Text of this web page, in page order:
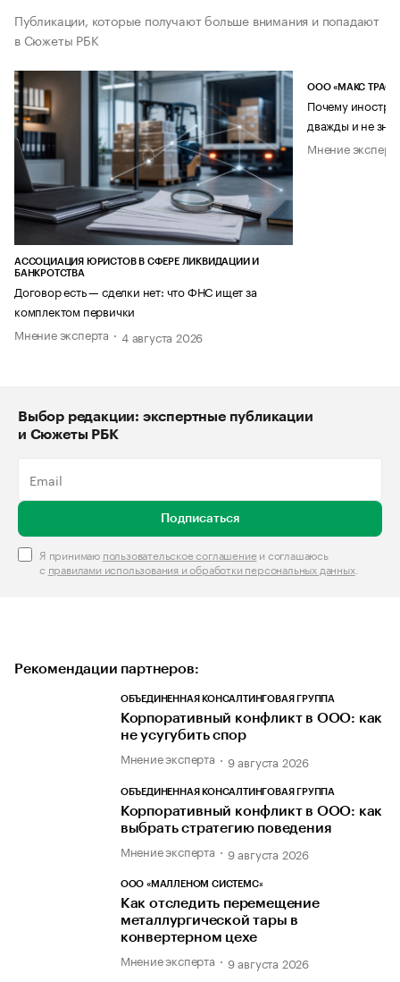
Публикации, которые получают больше внимания и попадают
в Сюжеты РБК
АССОЦИАЦИЯ ЮРИСТОВ В СФЕРЕ ЛИКВИДАЦИИ И
БАНКРОТСТВА
Договор есть — сделки нет: что ФНС ищет за
комплектом первички
Мнение эксперта
4 августа 2026
ООО «МАКС ТРАСТ»
Почему
дважды и не
Мнение
Выбор редакции: экспертные публикации
и Сюжеты РБК
Подписаться
Я принимаю пользовательское соглашениеи соглашаюсь
с правилами использования и обработки персональных данных.
Рекомендации партнеров:
ОБЪЕДИНЕННАЯ КОНСАЛТИНГОВАЯ ГРУППА
Корпоративный конфликт в ООО: как
не усугубить спор
Мнение эксперта 9 августа 2026
ОБЪЕДИНЕННАЯ КОНСАЛТИНГОВАЯ ГРУППА
Корпоративный конфликт в ООО: как
выбрать стратегию поведения
Мнение эксперта 9 августа 2026
ООО «МАЛЛЕНОМ СИСТЕМС»
Как отследить перемещение
металлургической тары в
конвертерном цехе
Мнение эксперта 9 августа 2026